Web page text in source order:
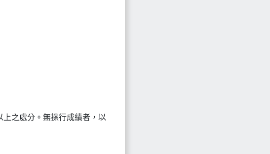
上之處分。無操行成績者，以